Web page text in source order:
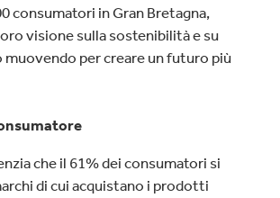
consumatori in Gran Bretagna,
visione sulla sostenibilità e su
muovendo per creare un futuro più
che il 61% dei consumatori si
di cui acquistano i prodotti